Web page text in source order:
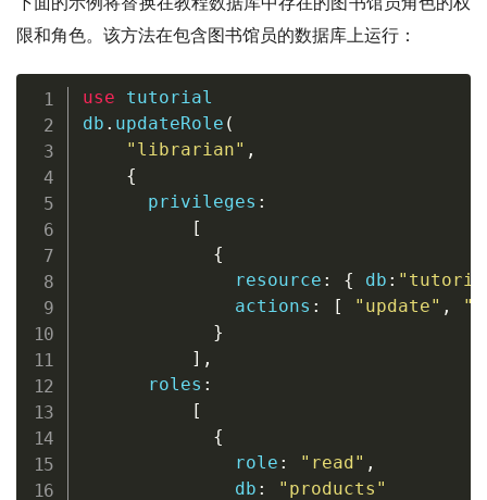
限和角色。该方法在包含图书馆员的数据库上运行：
use tutorial
db . updateRole (
"librarian" ,
{
privileges :
[
{
              resource
: { db :
              actions
: [ "update" ,
}
] ,
      roles
:
[
{
              role
: "read" ,
              db
:
"products"